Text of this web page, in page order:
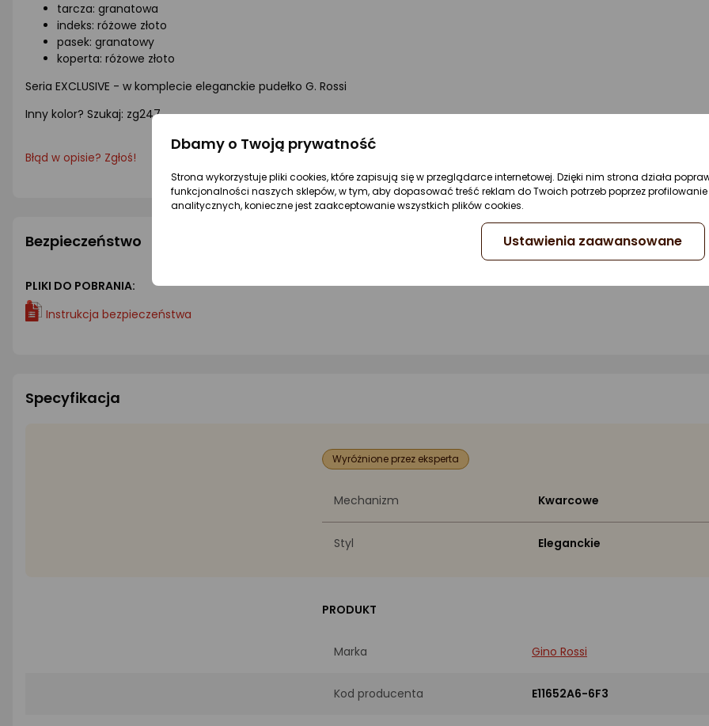
tarcza: granatowa
indeks: różowe złoto
pasek: granatowy
koperta: różowe złoto
Seria EXCLUSIVE - w komplecie eleganckie pudełko G. Rossi
Inny kolor? Szukaj: zg247
Błąd w opisie? Zgłoś!
Bezpieczeństwo
PLIKI DO POBRANIA:
Instrukcja bezpieczeństwa
Specyfikacja
Wyróżnione przez eksperta
Mechanizm Kwarcowe
Styl Eleganckie
PRODUKT
Marka Gino Rossi
Kod producenta E11652A6-6F3
Dbamy o Twoją prywatność
Strona wykorzystuje pliki cookies, które zapisują się w przeglądarce internetowej. Dzięki nim strona działa
funkcjonalności naszych sklepów, w tym, aby dopasować treść reklam do Twoich potrzeb poprzez
analitycznych, konieczne jest zaakceptowanie wszystkich plików cookies.
Ustawienia zaawansowane